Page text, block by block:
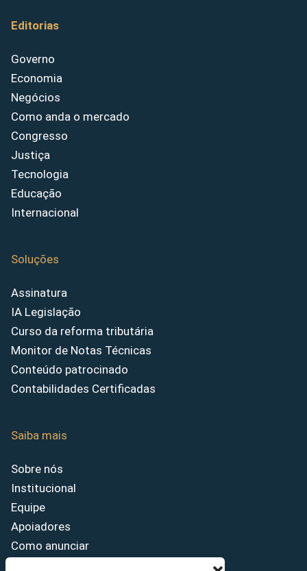
Editorias
Governo
Economia
Negócios
Como anda o mercado
Congresso
Justiça
Tecnologia
Educação
Internacional
Soluções
Assinatura
IA Legislação
Curso da reforma tributária
Monitor de Notas Técnicas
Conteúdo patrocinado
Contabilidades Certificadas
Saiba mais
Sobre nós
Institucional
Equipe
Apoiadores
Como anunciar